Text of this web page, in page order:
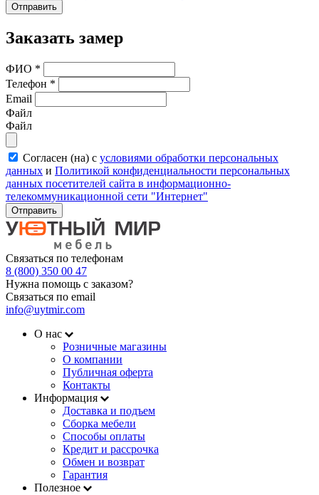
Отправить
Заказать замер
ФИО *
Телефон *
Email
Файл
Файл
Согласен (на) с условиями обработки персональных
данных и Политикой конфиденциальности персональных
данных посетителей сайта в информационно-
телекоммуникационной сети "Интернет"
Отправить
Связаться по телефонам
8 (800) 350 00 47
Нужна помощь с заказом?
Связаться по email
info@uytmir.com
О нас
Розничные магазины
О компании
Публичная оферта
Контакты
Информация
Доставка и подъем
Сборка мебели
Способы оплаты
Кредит и рассрочка
Обмен и возврат
Гарантия
Полезное